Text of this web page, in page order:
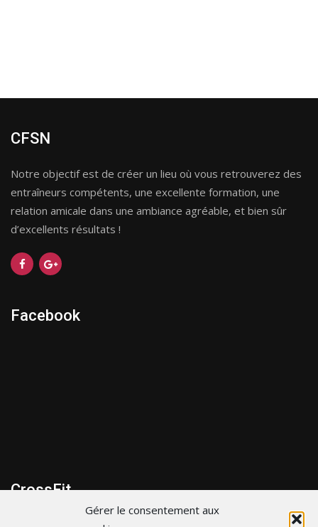
Gérer le consentement aux
CFSN
Notre objectif est de créer un lieu où vous retrouverez des
entraîneurs compétents, une excellente formation, une
relation amicale dans une ambiance agréable, et bien sûr
d’excellents résultats !
Facebook
CrossFit